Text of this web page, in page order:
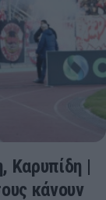
Καρυπίδη |
κάνουν